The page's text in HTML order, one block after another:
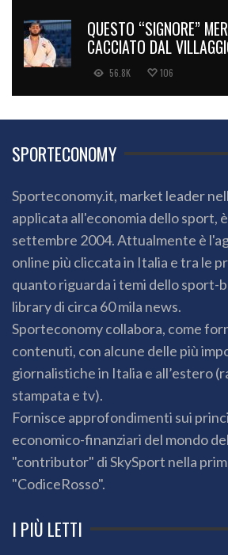
QUESTO “SIGNORE”
CACCIATO DAL
56.8K 106
SPORTECONOMY
Sporteconomy.it, market leader
applicata all'economia dello sport,
settembre 2004. Attualmente è
online più cliccata in Italia e tra le
quanto riguarda i temi dello sport-
library di circa 60 mila news.
Sporteconomy collabora, come
contenuti, con alcune delle più
giornalistiche in Italia e all’estero
stampata e tv).
Fornisce approfondimenti sui
economico-finanziari del mondo
"contributor" di SkySport nella
"CodiceRosso".
I PIÙ LETTI